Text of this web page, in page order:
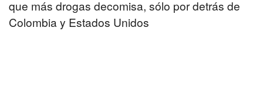
que más drogas decomisa, sólo por detrás de
Colombia y Estados Unidos